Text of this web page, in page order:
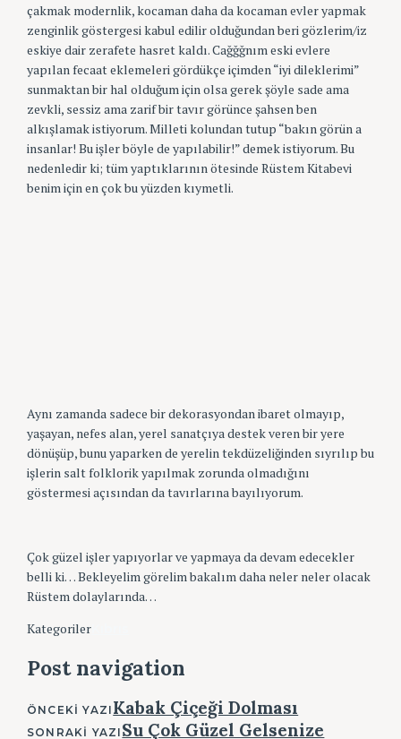
çakmak modernlik, kocaman daha da kocaman evler yapmak
zenginlik göstergesi kabul edilir olduğundan beri gözlerim/iz
eskiye dair zerafete hasret kaldı. Cağğğnım eski evlere
yapılan fecaat eklemeleri gördükçe içimden “iyi dileklerimi”
sunmaktan bir hal olduğum için olsa gerek şöyle sade ama
zevkli, sessiz ama zarif bir tavır görünce şahsen ben
alkışlamak istiyorum. Milleti kolundan tutup “bakın görün a
insanlar! Bu işler böyle de yapılabilir!” demek istiyorum. Bu
nedenledir ki; tüm yaptıklarının ötesinde Rüstem Kitabevi
benim için en çok bu yüzden kıymetli.
Aynı zamanda sadece bir dekorasyondan ibaret olmayıp,
yaşayan, nefes alan, yerel sanatçıya destek veren bir yere
dönüşüp, bunu yaparken de yerelin tekdüzeliğinden sıyrılıp bu
işlerin salt folklorik yapılmak zorunda olmadığını
göstermesi açısından da tavırlarına bayılıyorum.
Çok güzel işler yapıyorlar ve yapmaya da devam edecekler
belli ki… Bekleyelim görelim bakalım daha neler neler olacak
Rüstem dolaylarında…
Kategoriler
Eski
KıbrısKuzey
Kıbrıs
Post navigation
ÖNCEKI YAZI Kabak Çiçeği Dolması
SONRAKI YAZI Su Çok Güzel Gelsenize